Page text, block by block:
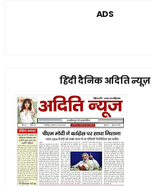
ADS
हिंदी दैनिक अदिति न्यूज़